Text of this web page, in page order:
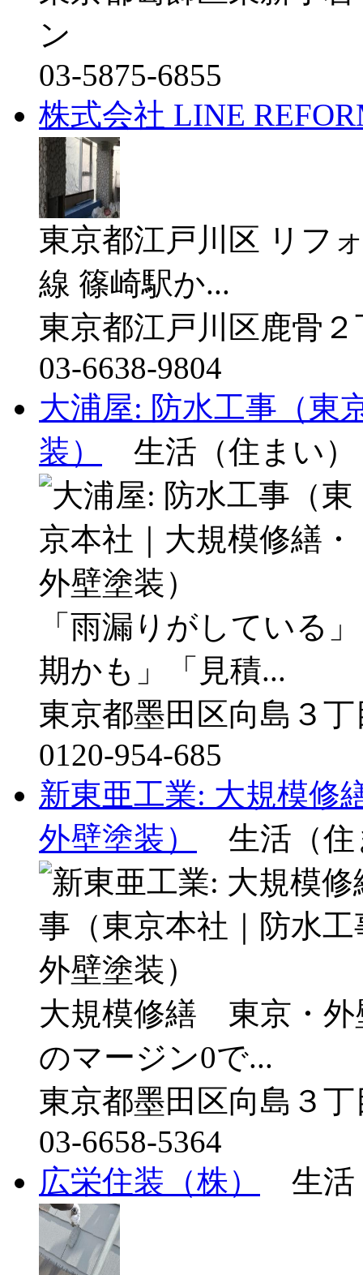
ン
03-5875-6855
株式会社 LINE
東京都江戸川区 リフ
線 篠崎駅か...
東京都江戸川区鹿骨
03-6638-9804
大浦屋: 防水工事（東
装）
生活（住まい）
「雨漏りがしている
期かも」「見積...
東京都墨田区向島３
0120-954-685
新東亜工業: 大規模修
外壁塗装）
生活（住
大規模修繕 東京・外
のマージン0で...
東京都墨田区向島３
03-6658-5364
広栄住装（株）
生活